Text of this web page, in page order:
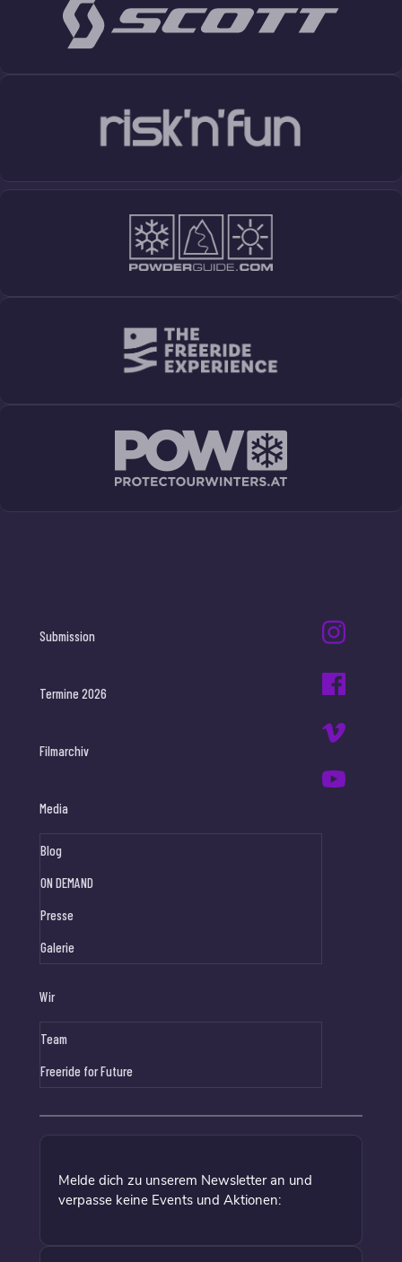
Submission
Termine 2026
Filmarchiv
Media
Blog
ON DEMAND
Presse
Galerie
Wir
Team
Freeride for Future
Melde dich zu unserem Newsletter an und
verpasse keine Events und Aktionen: